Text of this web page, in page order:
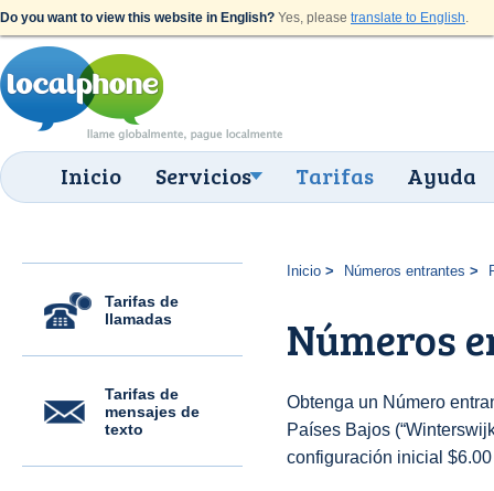
Do you want to view this website in English? Yes, please translate to English.
Inicio Servicios Tarifas Ayuda
Tarifas de
llamadas
Tarifas de
mensajes de
texto
Inicio Números entrantes
Números
Obtenga un Número
Países Bajos
configuración inicial